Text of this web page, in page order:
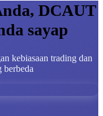
DCAUT
sayap
kebiasaan trading dan
berbeda